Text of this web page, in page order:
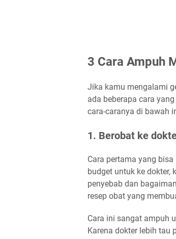
3 Cara Ampuh
Jika kamu mengalami
ada beberapa cara
cara-caranya di bawah
1. Berobat ke
Cara pertama yang
budget untuk ke dokter,
penyebab dan
resep obat yang
Cara ini sangat ampuh
Karena dokter lebih tau